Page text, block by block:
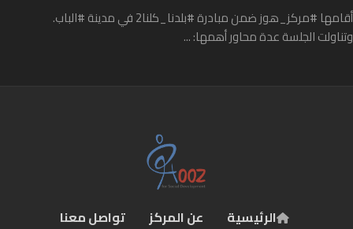
أقامها #مركز_هوز ضمن مبادرة #بلدنا_كلنا2 في مدينة #الباب.
وتناولت الجلسة عدة محاور أهمها: ...
الرئيسية عن المركز تواصل معنا